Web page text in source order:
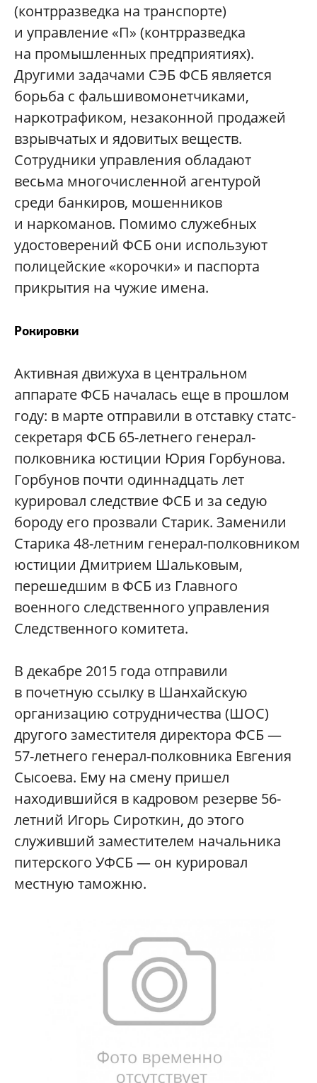
(контрразведка на транспорте)
и управление «П» (контрразведка
на промышленных предприятиях).
Другими задачами СЭБ ФСБ является
борьба с фальшивомонетчиками,
наркотрафиком, незаконной продажей
взрывчатых и ядовитых веществ.
Сотрудники управления обладают
весьма многочисленной агентурой
среди банкиров, мошенников
и наркоманов. Помимо служебных
удостоверений ФСБ они используют
полицейские «корочки» и паспорта
прикрытия на чужие имена.
Рокировки
Активная движуха в центральном
аппарате ФСБ началась еще в прошлом
году: в марте отправили в отставку статс-
секретаря ФСБ 65-летнего генерал-
полковника юстиции Юрия Горбунова.
Горбунов почти одиннадцать лет
курировал следствие ФСБ и за седую
бороду его прозвали Старик. Заменили
Старика 48-летним генерал-полковником
юстиции Дмитрием Шальковым,
перешедшим в ФСБ из Главного
военного следственного управления
Следственного комитета.
В декабре 2015 года отправили
в почетную ссылку в Шанхайскую
организацию сотрудничества (ШОС)
другого заместителя директора ФСБ —
57-летнего генерал-полковника Евгения
Сысоева. Ему на смену пришел
находившийся в кадровом резерве 56-
летний Игорь Сироткин, до этого
служивший заместителем начальника
питерского УФСБ — он курировал
местную таможню.